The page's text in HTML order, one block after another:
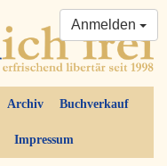
Archiv Buchverkauf
Impressum
Anmelden